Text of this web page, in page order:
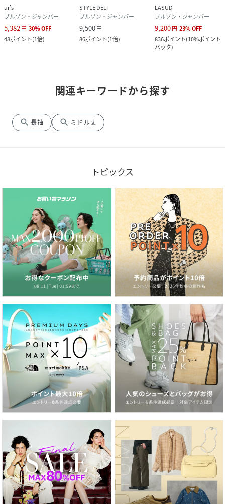
ur's
ブルゾン・ジャンパー
5,382 円 30%OFF
48ポイント(1倍)
STYLE DELI
ブルゾン・ジャンパー
9,500円
86ポイント(1倍)
LASUD
ブルゾン・ジャンパー
9,200円 23%OFF
836ポイント(10%ポイント
バック)
関連キーワードから探す
search 長袖 search ミドル丈
トピックス